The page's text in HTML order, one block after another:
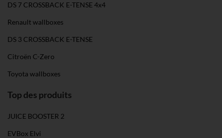
DS 7 CROSSBACK E-TENSE 4x4
Renault wallboxes
DS 3 CROSSBACK E-TENSE
Citroën C-Zero
Toyota wallboxes
Top des produits
JUICE BOOSTER 2
EVBox Elvi